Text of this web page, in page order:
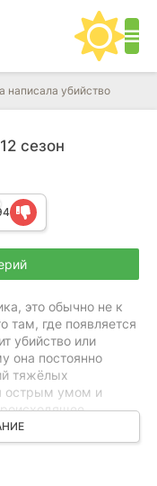
написала убийство
сезон
это обычно не к
там, где появляется
убийство или
она постоянно
тяжёлых
острым умом и
уверена, что
место
расследованиях.
романы,